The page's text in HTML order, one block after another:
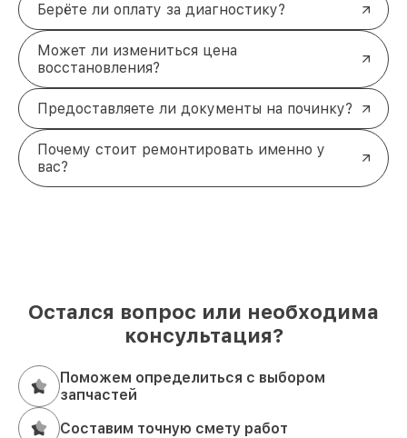
Берёте ли оплату за диагностику?
Может ли измениться цена
восстановления?
Предоставляете ли документы на починку?
Почему стоит ремонтировать именно у
вас?
Остался вопрос или необходима
консультация?
Поможем определиться с выбором
запчастей
Составим точную смету работ